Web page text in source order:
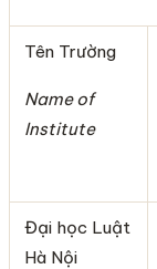
Tên Trường
Name of
Institute
Đại học Luật
Hà Nội